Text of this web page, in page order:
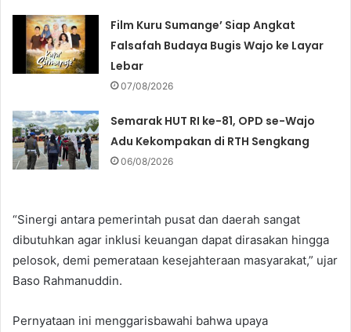
Film Kuru Sumange’ Siap Angkat
Falsafah Budaya Bugis Wajo ke Layar
Lebar
07/08/2026
Semarak HUT RI ke-81, OPD se-Wajo
Adu Kekompakan di RTH Sengkang
06/08/2026
“Sinergi antara pemerintah pusat dan daerah sangat
dibutuhkan agar inklusi keuangan dapat dirasakan hingga
pelosok, demi pemerataan kesejahteraan masyarakat,” ujar
Baso Rahmanuddin.
Pernyataan ini menggarisbawahi bahwa upaya